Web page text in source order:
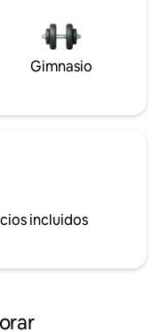
Gimnasio
incluidos